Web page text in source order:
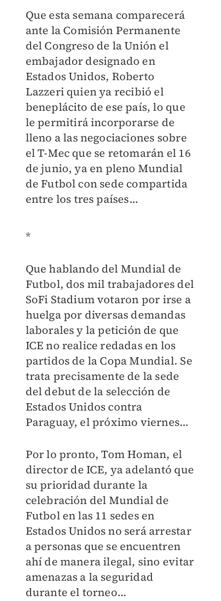
Que esta semana comparecerá
ante la Comisión Permanente
del Congreso de la Unión el
embajador designado en
Estados Unidos, Roberto
Lazzeri quien ya recibió el
beneplácito de ese país, lo que
le permitirá incorporarse de
lleno a las negociaciones sobre
el T-Mec que se retomarán el 16
de junio, ya en pleno Mundial
de Futbol con sede compartida
entre los tres países…
*
Que hablando del Mundial de
Futbol, dos mil trabajadores del
SoFi Stadium votaron por irse a
huelga por diversas demandas
laborales y la petición de que
ICE no realice redadas en los
partidos de la Copa Mundial. Se
trata precisamente de la sede
del debut de la selección de
Estados Unidos contra
Paraguay, el próximo viernes…
Por lo pronto, Tom Homan, el
director de ICE, ya adelantó que
su prioridad durante la
celebración del Mundial de
Futbol en las 11 sedes en
Estados Unidos no será arrestar
a personas que se encuentren
ahí de manera ilegal, sino evitar
amenazas a la seguridad
durante el torneo…